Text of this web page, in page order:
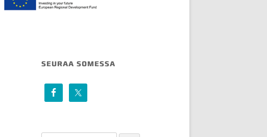
SEURAA SOMESSA